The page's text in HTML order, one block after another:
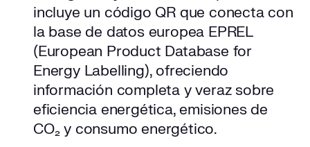
incluye un código QR que conecta con
la base de datos europea EPREL
(European Product Database for
Energy Labelling), ofreciendo
información completa y veraz sobre
eficiencia energética, emisiones de
CO₂ y consumo energético.